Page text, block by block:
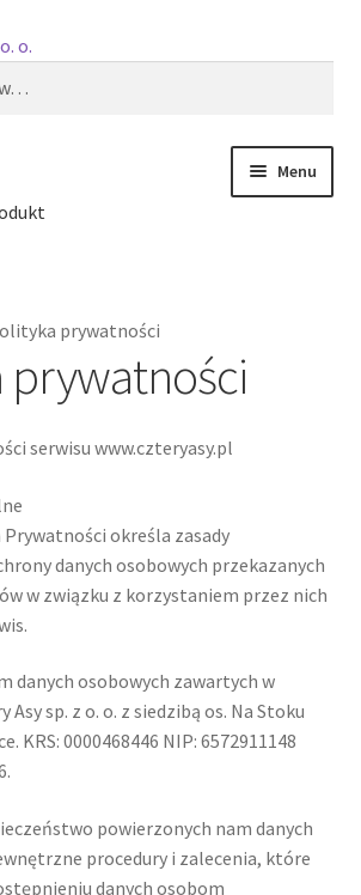
Menu
prywatności
prywatności
serwisu www.czteryasy.pl
określa zasady
danych osobowych przekazanych
w związku z korzystaniem przez nich
danych osobowych zawartych w
Asy sp. z o. o. z siedzibą os. Na Stoku
KRS: 0000468446 NIP: 6572911148
powierzonych nam danych
procedury i zalecenia, które
danych osobom